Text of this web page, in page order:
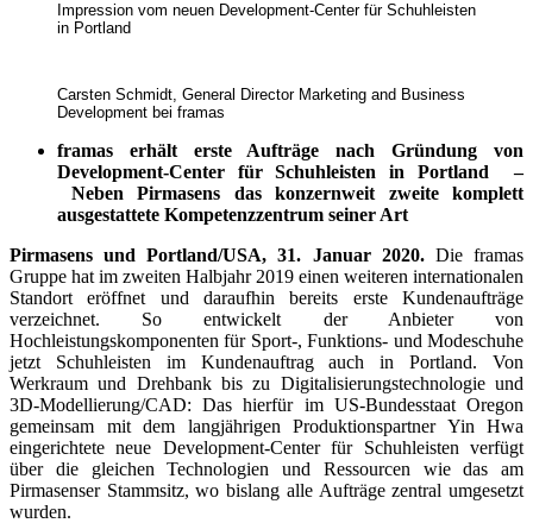
Impression vom neuen Development-Center für Schuhleisten
in Portland
Carsten Schmidt, General Director Marketing and Business
Development bei framas
framas erhält erste Aufträge nach Gründung von
Development-Center für Schuhleisten in Portland –
Neben Pirmasens das konzernweit zweite komplett
ausgestattete Kompetenzzentrum seiner Art
Pirmasens und Portland/USA, 31. Januar 2020.Die framas
Gruppe hat im zweiten Halbjahr 2019 einen weiteren internationalen
Standort eröffnet und daraufhin bereits erste Kundenaufträge
verzeichnet. So entwickelt der Anbieter von
Hochleistungskomponenten für Sport-, Funktions- und Modeschuhe
jetzt Schuh­leisten im Kundenauftrag auch in Portland. Von
Werkraum und Drehbank bis zu Digitalisierungstechnologie und
3D-Modellierung/CAD: Das hierfür im US-Bundes­staat Oregon
gemeinsam mit dem langjährigen Produktionspartner Yin Hwa
eingerichtete neue Development-Center für Schuhleisten verfügt
über die gleichen Technologien und Ressourcen wie das am
Pirmasenser Stammsitz, wo bislang alle Aufträge zentral umgesetzt
wurden.